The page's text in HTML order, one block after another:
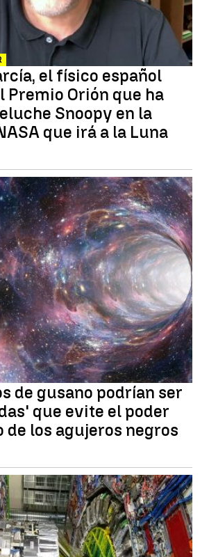
el físico español
Premio Orión que ha
Snoopy en la
que irá a la Luna
de gusano podrían ser
que evite el poder
los agujeros negros